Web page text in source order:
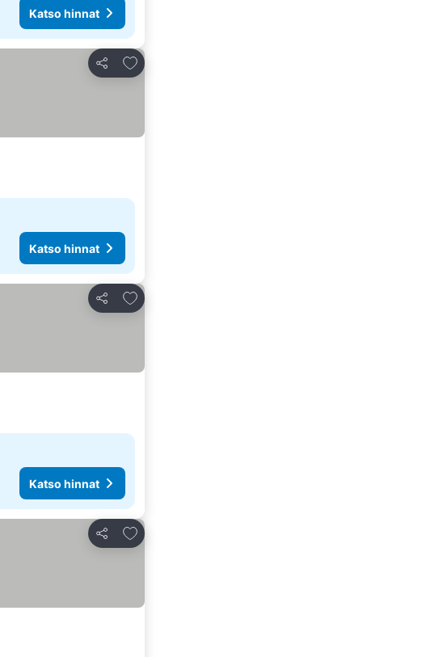
Katso hinnat
Jaa
Lisää suosikkeihin
Katso hinnat
Jaa
Lisää suosikkeihin
Katso hinnat
Jaa
Lisää suosikkeihin